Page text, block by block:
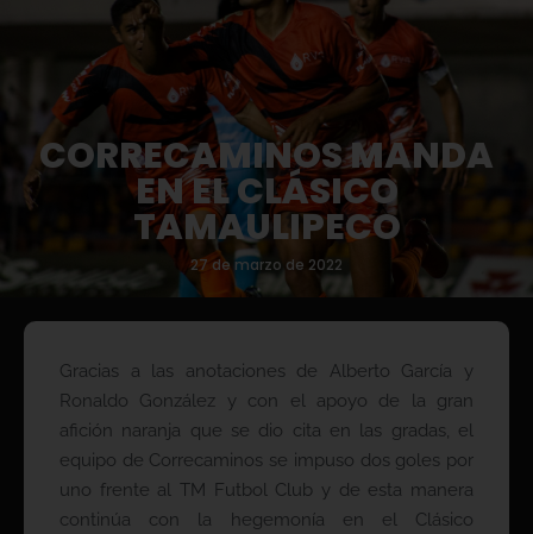
CORRECAMINOS MANDA
EN EL CLÁSICO
TAMAULIPECO
27 de marzo de 2022
Gracias a las anotaciones de Alberto García y
Ronaldo González y con el apoyo de la gran
afición naranja que se dio cita en las gradas, el
equipo de Correcaminos se impuso dos goles por
uno frente al TM Futbol Club y de esta manera
continúa con la hegemonía en el Clásico